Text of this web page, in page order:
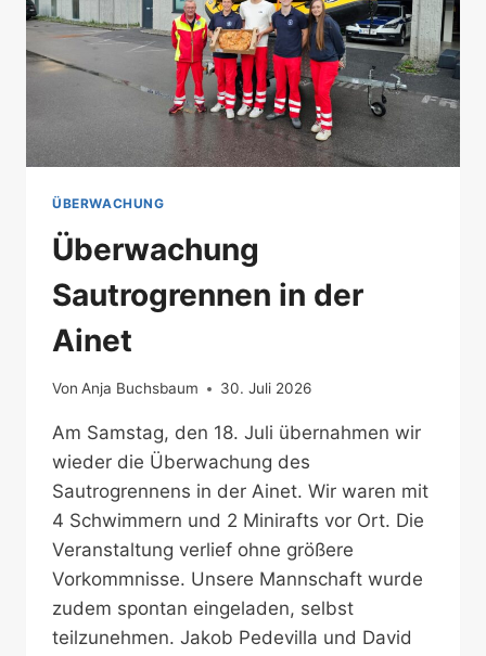
ÜBERWACHUNG
Überwachung
Sautrogrennen in der
Ainet
Von Anja Buchsbaum 30. Juli 2026
Am Samstag, den 18. Juli übernahmen wir
wieder die Überwachung des
Sautrogrennens in der Ainet. Wir waren mit
4 Schwimmern und 2 Minirafts vor Ort. Die
Veranstaltung verlief ohne größere
Vorkommnisse. Unsere Mannschaft wurde
zudem spontan eingeladen, selbst
teilzunehmen. Jakob Pedevilla und David